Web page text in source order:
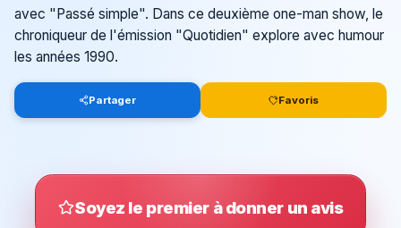
avec "Passé simple". Dans ce deuxième one-man show, le
chroniqueur de l'émission "Quotidien" explore avec humour
les années 1990.
Partager Favoris
Soyez le premier à donner un avis